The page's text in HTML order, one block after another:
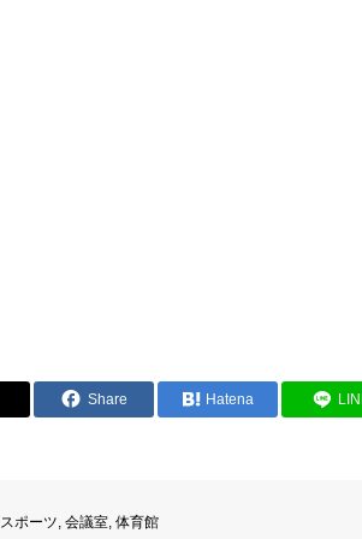
Share Hatena
スポーツ, 会議室, 体育館